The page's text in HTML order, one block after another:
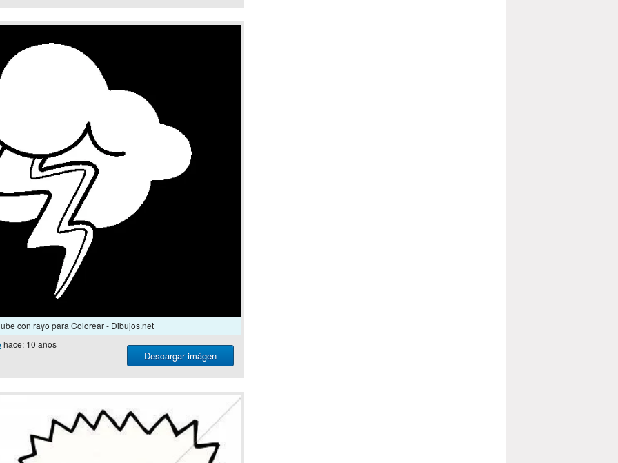
con rayo para Colorear - Dibujos.net
Descargar imágen
hace: 10 años